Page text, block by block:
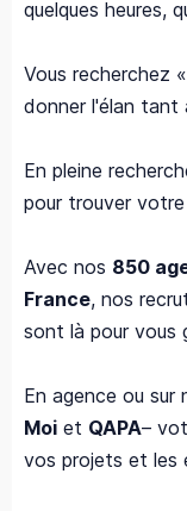
quelques heures,
Vous recherchez
donner l'élan tant
En pleine
pour trouver
Avec nos 850
France, nos
sont là pour vous
En agence ou sur
Moi et QAPA–
vos projets et les